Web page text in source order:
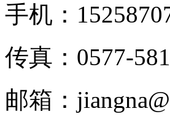
手机：
传真：0577-
邮箱：